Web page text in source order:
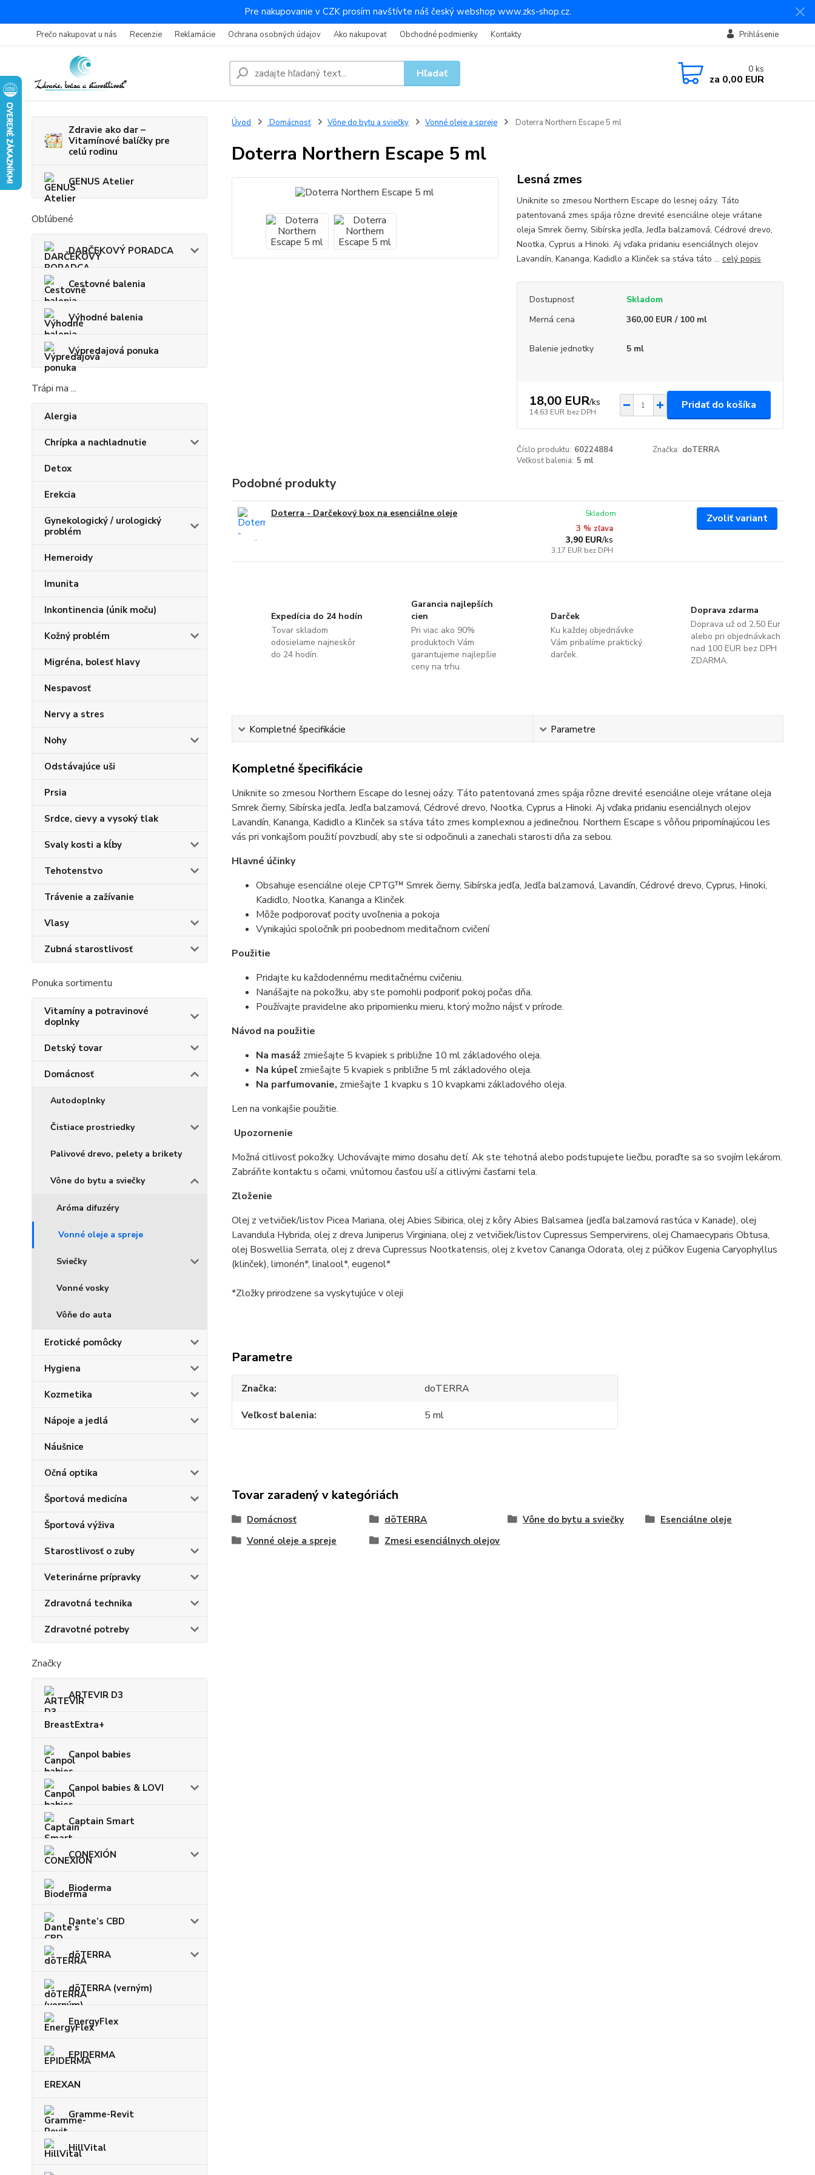
Pre nakupovanie v CZK prosím navštívte náš český webshop www.zks-shop.cz.
Prečo nakupovať u nás Recenzie Reklamácie Ochrana osobných údajov Ako nakupovať Obchodné podmienky Kontakty Prihlásenie
Hľadať 0 ks
za 0,00 EUR
Zdravie ako dar –
Vitamínové balíčky pre
celú rodinu
GENUS Atelier
Obľúbené
DARČEKOVÝ PORADCA
Cestovné balenia
Výhodné balenia
Výpredajová ponuka
Trápi ma ...
Alergia
Chrípka a nachladnutie
Detox
Erekcia
Gynekologický / urologický
problém
Hemeroidy
Imunita
Inkontinencia (únik moču)
Kožný problém
Migréna, bolesť hlavy
Nespavosť
Nervy a stres
Nohy
Odstávajúce uši
Prsia
Srdce, cievy a vysoký tlak
Svaly kosti a kĺby
Tehotenstvo
Trávenie a zažívanie
Vlasy
Zubná starostlivosť
Ponuka sortimentu
Vitamíny a potravinové
doplnky
Detský tovar
Domácnosť
Autodoplnky
Čistiace prostriedky
Palivové drevo, pelety a brikety
Vône do bytu a sviečky
Aróma difuzéry
Vonné oleje a spreje
Sviečky
Vonné vosky
Vôňe do auta
Erotické pomôcky
Hygiena
Kozmetika
Nápoje a jedlá
Náušnice
Očná optika
Športová medicína
Športová výživa
Starostlivosť o zuby
Veterinárne prípravky
Zdravotná technika
Zdravotné potreby
Značky
ARTEVIR D3
BreastExtra+
Canpol babies
Canpol babies & LOVI
Captain Smart
CONEXIÓN
Bioderma
Dante’s CBD
dōTERRA
dōTERRA (verným)
EnergyFlex
EPIDERMA
EREXAN
Gramme-Revit
HillVital
Úvod Domácnosť Vône do bytu a sviečky Vonné oleje a spreje Doterra Northern Escape 5 ml
Doterra Northern Escape 5 ml
Lesná zmes
Uniknite so zmesou Northern Escape do lesnej oázy. Táto
patentovaná zmes spája rôzne drevité esenciálne oleje vrátane
oleja Smrek čierny, Sibírska jedľa, Jedľa balzamová, Cédrové drevo,
Nootka, Cyprus a Hinoki. Aj vďaka pridaniu esenciálnych olejov
Lavandín, Kananga, Kadidlo a Klinček sa stáva táto ... celý popis
Dostupnosť
Skladom
Merná cena
360,00 EUR / 100 ml
Balenie jednotky 5 ml
18,00 EUR/ks
14,63 EUR bez DPH
Pridať do košíka
Číslo produktu: 60224884 Značka: doTERRA
Veľkosť balenia: 5 ml
Podobné produkty
Doterra - Darčekový box na esenciálne oleje
3 % zľava
3,90 EUR/ks
3,17 EUR bez DPH
Skladom Zvoliť variant
Expedícia do 24 hodín
Tovar skladom
odosielame najneskôr
do 24 hodín.
Garancia najlepších
cien
Pri viac ako 90%
produktoch Vám
garantujeme najlepšie
ceny na trhu.
Darček
Ku každej objednávke
Vám pribalíme praktický
darček.
Doprava zdarma
Doprava už od 2,50 Eur
alebo pri objednávkach
nad 100 EUR bez DPH
ZDARMA.
Kompletné špecifikácie Parametre
Kompletné špecifikácie
Uniknite so zmesou Northern Escape do lesnej oázy. Táto patentovaná zmes spája rôzne drevité esenciálne oleje vrátane oleja
Smrek čierny, Sibírska jedľa, Jedľa balzamová, Cédrové drevo, Nootka, Cyprus a Hinoki. Aj vďaka pridaniu esenciálnych olejov
Lavandín, Kananga, Kadidlo a Klinček sa stáva táto zmes komplexnou a jedinečnou. Northern Escape s vôňou pripomínajúcou les
vás pri vonkajšom použití povzbudí, aby ste si odpočinuli a zanechali starosti dňa za sebou.
Hlavné účinky
Obsahuje esenciálne oleje CPTG™ Smrek čierny, Sibírska jedľa, Jedľa balzamová, Lavandín, Cédrové drevo, Cyprus, Hinoki,
Kadidlo, Nootka, Kananga a Klinček
Môže podporovať pocity uvoľnenia a pokoja
Vynikajúci spoločník pri poobednom meditačnom cvičení
Použitie
Pridajte ku každodennému meditačnému cvičeniu.
Nanášajte na pokožku, aby ste pomohli podporiť pokoj počas dňa.
Používajte pravidelne ako pripomienku mieru, ktorý možno nájsť v prírode.
Návod na použitie
Na masážzmiešajte 5 kvapiek s približne 10 ml základového oleja.
Na kúpeľzmiešajte 5 kvapiek s približne 5 ml základového oleja.
Na parfumovanie, zmiešajte 1 kvapku s 10 kvapkami základového oleja.
Len na vonkajšie použitie.
Upozornenie
Možná citlivosť pokožky. Uchovávajte mimo dosahu detí. Ak ste tehotná alebo podstupujete liečbu, poraďte sa so svojím lekárom.
Zabráňte kontaktu s očami, vnútornou časťou uší a citlivými časťami tela.
Zloženie
Olej z vetvičiek/listov Picea Mariana, olej Abies Sibirica, olej z kôry Abies Balsamea (jedľa balzamová rastúca v Kanade), olej
Lavandula Hybrida, olej z dreva Juniperus Virginiana, olej z vetvičiek/listov Cupressus Sempervirens, olej Chamaecyparis Obtusa,
olej Boswellia Serrata, olej z dreva Cupressus Nootkatensis, olej z kvetov Cananga Odorata, olej z púčikov Eugenia Caryophyllus
(klinček), limonén*, linalool*, eugenol*
*Zložky prirodzene sa vyskytujúce v oleji
Parametre
Značka
doTERRA
Veľkosť balenia
5 ml
Tovar zaradený v kategóriách
Domácnosť dōTERRA Vône do bytu a sviečky
Esenciálne oleje
Vonné oleje a spreje
Zmesi esenciálnych olejov